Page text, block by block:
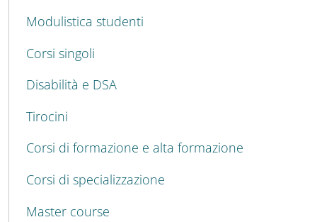
Modulistica studenti
Corsi singoli
Disabilità e DSA
Tirocini
Corsi di formazione e alta formazione
Corsi di specializzazione
Master course